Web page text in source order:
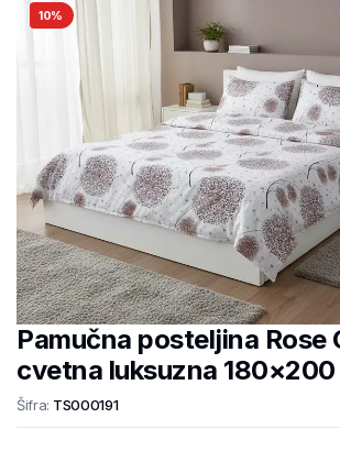
10%
Pamučna posteljina Rose
cvetna luksuzna 180×200
Šifra: TS000191